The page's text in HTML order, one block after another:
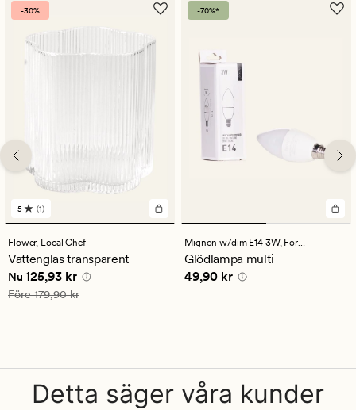
-30%
1
omdömen
med
ett
genomsnittligt
betyg
på
5
5 (1)
Flower, Local Chef
Vattenglas transparent
Nuvarande pris
Nu 125,93 kr
Ordinarie pris 179,90 kr
Före179,90 kr
-70%*
Mignon w/dim E14 3W, Forms & Objects
Glödlampa multi
Pris 49,90 kr
49,90 kr
Detta säger våra kunder